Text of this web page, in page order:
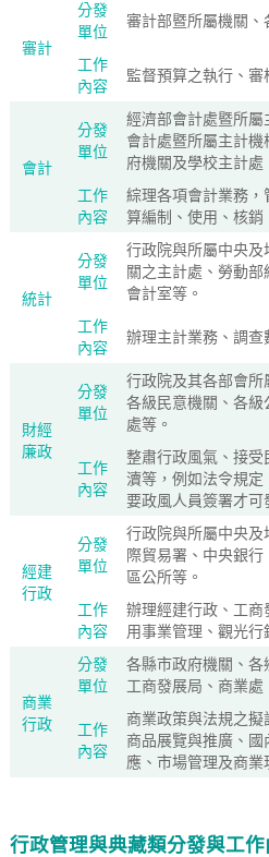
審計
分發
單位
審計部暨所屬機關、
工作
內容
監督預算之執行、審
會計
分發
單位
經濟部會計處暨所
會計處暨所屬主計
府機關及學校主計處
工作
內容
綜理各項會計業務
算編制、使用、核銷
統計
分發
單位
行政院與所屬中央及
關之主計處、勞動部
會計室等。
工作
內容
辦理主計業務、調查
財經
廉政
分發
單位
行政院及其各部會所
各級民意機關、各級
處等。
工作
內容
整肅行政風氣、接
瀆等，例如法令規定
要政風人員簽署才可
經建
行政
分發
單位
行政院與所屬中央及
際貿易署、中央銀
區公所等。
工作
內容
辦理經建行政、工
用事業管理、觀光行
商業
行政
分發
單位
各縣市政府機關、各
工商發展局、商業處
工作
內容
商業政策與法規之擬
商品展覽與推廣、
應、市場管理及商業
行政管理與典藏類分發與工作